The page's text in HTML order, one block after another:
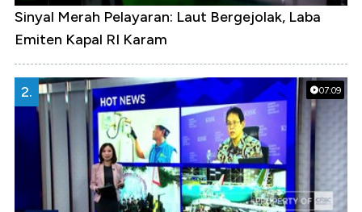
Sinyal Merah Pelayaran: Laut Bergejolak, Laba
Emiten Kapal RI Karam
07:09
2.